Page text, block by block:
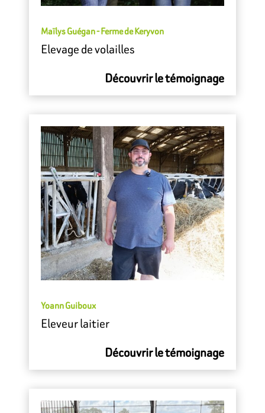
Maïlys Guégan - Ferme de Keryvon
Elevage de volailles
Découvrir le témoignage
Yoann Guiboux
Eleveur laitier
Découvrir le témoignage